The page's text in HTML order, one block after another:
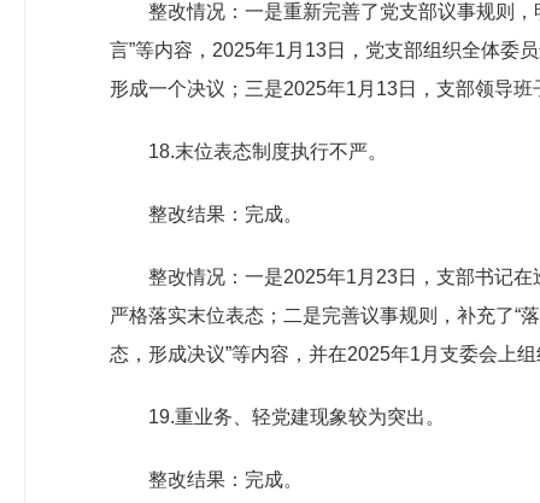
整改情况：一是重新完善了党支部议事规则
言”等内容，2025年1月13日，党支部组织全体委
形成一个决议；三是2025年1月13日，支部领导
18.末位表态制度执行不严。
整改结果：完成。
整改情况：一是2025年1月23日，支部书记
严格落实末位表态；二是完善议事规则，补充了“
态，形成决议”等内容，并在2025年1月支委会上
19.重业务、轻党建现象较为突出。
整改结果：完成。